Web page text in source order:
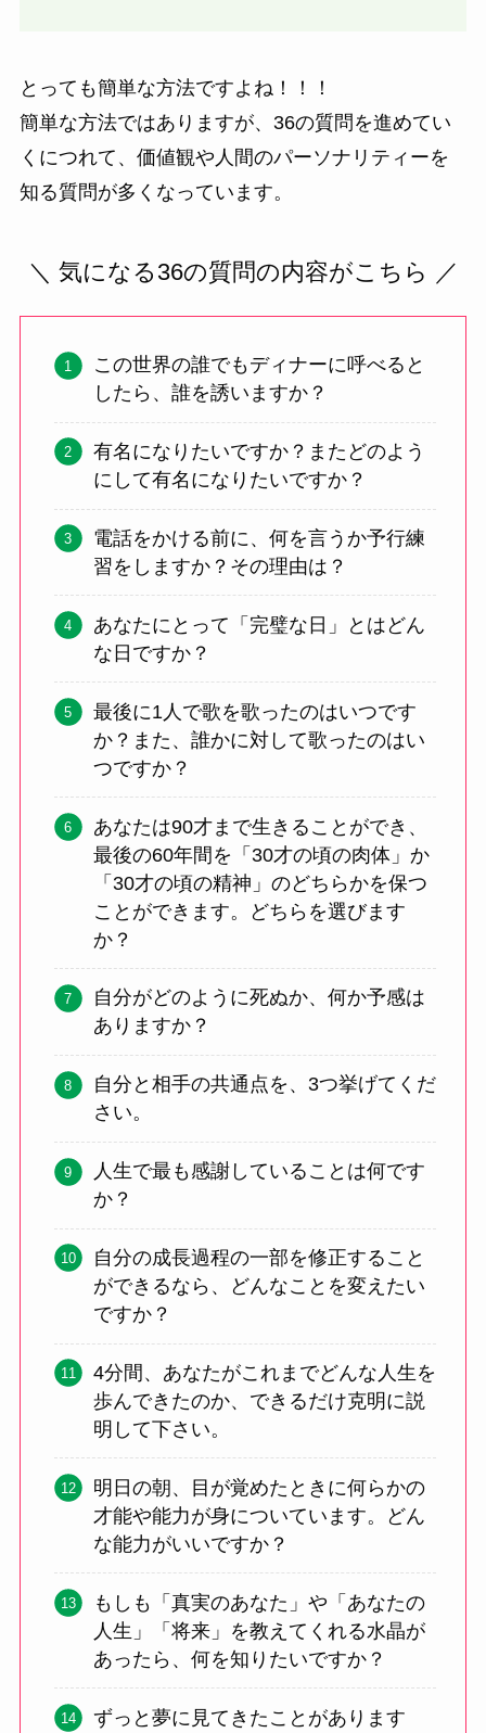
とっても簡単な方法ですよね！！！
簡単な方法ではありますが、36の質問を進めてい
くにつれて、価値観や人間のパーソナリティーを
知る質問が多くなっています。
＼ 気になる36の質問の内容がこちら ／
この世界の誰でもディナーに呼べると
したら、誰を誘いますか？
有名になりたいですか？またどのよう
にして有名になりたいですか？
電話をかける前に、何を言うか予行練
習をしますか？その理由は？
あなたにとって「完璧な日」とはどん
な日ですか？
最後に1人で歌を歌ったのはいつです
か？また、誰かに対して歌ったのはい
つですか？
あなたは90才まで生きることができ、
最後の60年間を「30才の頃の肉体」か
「30才の頃の精神」のどちらかを保つ
ことができます。どちらを選びます
か？
自分がどのように死ぬか、何か予感は
ありますか？
自分と相手の共通点を、3つ挙げてくだ
さい。
人生で最も感謝していることは何です
か？
自分の成長過程の一部を修正すること
ができるなら、どんなことを変えたい
ですか？
4分間、あなたがこれまでどんな人生を
歩んできたのか、できるだけ克明に説
明して下さい。
明日の朝、目が覚めたときに何らかの
才能や能力が身についています。どん
な能力がいいですか？
もしも「真実のあなた」や「あなたの
人生」「将来」を教えてくれる水晶が
あったら、何を知りたいですか？
ずっと夢に見てきたことがあります